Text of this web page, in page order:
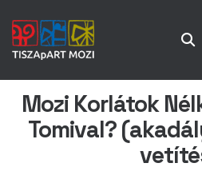
Mozi Korlátok
Tomival?